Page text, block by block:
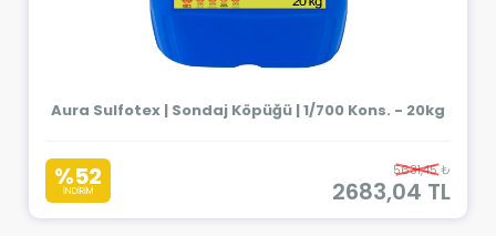
Aura Sulfotex | Sondaj Köpüğü | 1/700 Kons. - 20kg
%52
İNDİRİM
5631,45 ₺
2683,04 TL